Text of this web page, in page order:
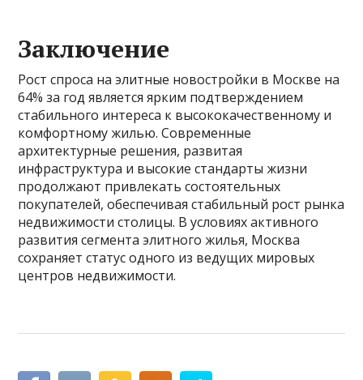
Заключение
Рост спроса на элитные новостройки в Москве на
64% за год является ярким подтверждением
стабильного интереса к высококачественному и
комфортному жилью. Современные
архитектурные решения, развитая
инфраструктура и высокие стандарты жизни
продолжают привлекать состоятельных
покупателей, обеспечивая стабильный рост рынка
недвижимости столицы. В условиях активного
развития сегмента элитного жилья, Москва
сохраняет статус одного из ведущих мировых
центров недвижимости.